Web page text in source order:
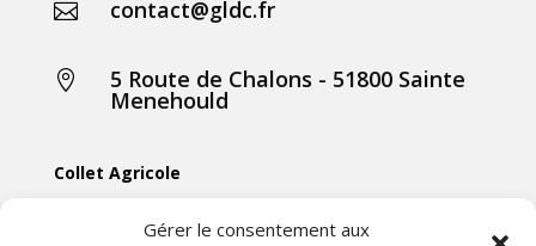
Gérer le consentement aux
 contact@gldc.fr
 5 Route de Chalons - 51800 Sainte
Menehould
Collet Agricole